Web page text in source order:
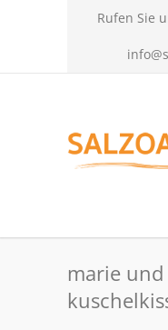
Rufen Sie
marie